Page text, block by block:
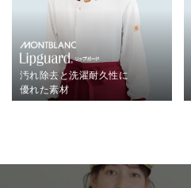
汚れ除去と洗濯耐久性に
優れた素材